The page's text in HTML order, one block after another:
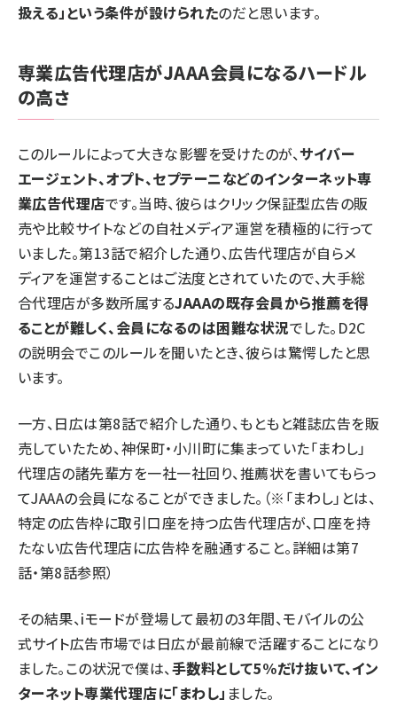
扱える」という条件が設けられたのだと思います。
専業広告代理店がJAAA会員になるハードル
の高さ
このルールによって大きな影響を受けたのが、サイバー
エージェント、オプト、セプテーニなどのインターネット専
業広告代理店です。当時、彼らはクリック保証型広告の販
売や比較サイトなどの自社メディア運営を積極的に行って
いました。第13話で紹介した通り、広告代理店が自らメ
ディアを運営することはご法度とされていたので、大手総
合代理店が多数所属するJAAAの既存会員から推薦を得
ることが難しく、会員になるのは困難な状況でした。D2C
の説明会でこのルールを聞いたとき、彼らは驚愕したと思
います。
一方、日広は第8話で紹介した通り、もともと雑誌広告を販
売していたため、神保町・小川町に集まっていた「まわし」
代理店の諸先輩方を一社一社回り、推薦状を書いてもらっ
てJAAAの会員になることができました。（※「まわし」とは、
特定の広告枠に取引口座を持つ広告代理店が、口座を持
たない広告代理店に広告枠を融通すること。詳細は第7
話・第8話参照）
その結果、iモードが登場して最初の3年間、モバイルの公
式サイト広告市場では日広が最前線で活躍することになり
ました。この状況で僕は、手数料として5%だけ抜いて、イン
ターネット専業代理店に「まわし」 ました。